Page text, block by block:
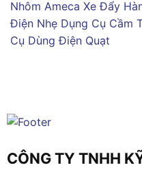
Nhôm Ameca Xe Đẩy
Điện Nhẹ Dụng Cụ Cầm
Cụ Dùng Điện Quạt
CÔNG TY TNHH